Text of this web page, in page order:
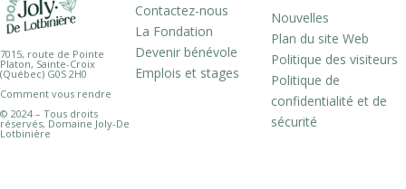
7015, route de Pointe
Platon, Sainte-Croix
(Québec) G0S 2H0
Comment vous rendre
© 2024 – Tous droits
réservés, Domaine Joly-De
Lotbinière
Contactez-nous
La Fondation
Devenir bénévole
Emplois et stages
Nouvelles
Plan du site Web
Politique des visiteurs
Politique de
confidentialité et de
sécurité